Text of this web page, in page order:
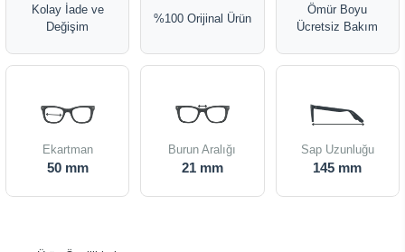
Kolay İade ve
Değişim
%100 Orijinal Ürün
Ömür Boyu
Ücretsiz Bakım
Ekartman
50 mm
Burun Aralığı
21 mm
Sap Uzunluğu
145 mm